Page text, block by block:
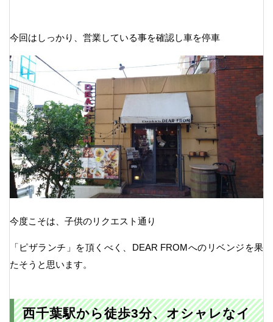
今回はしっかり、営業している事を確認し車を停車
今度こそは、子供のリクエスト通り
「ピザランチ」を頂くべく、DEAR FROMへのリベンジを果
たそうと思います。
西千葉駅から徒歩3分、オシャレなイ